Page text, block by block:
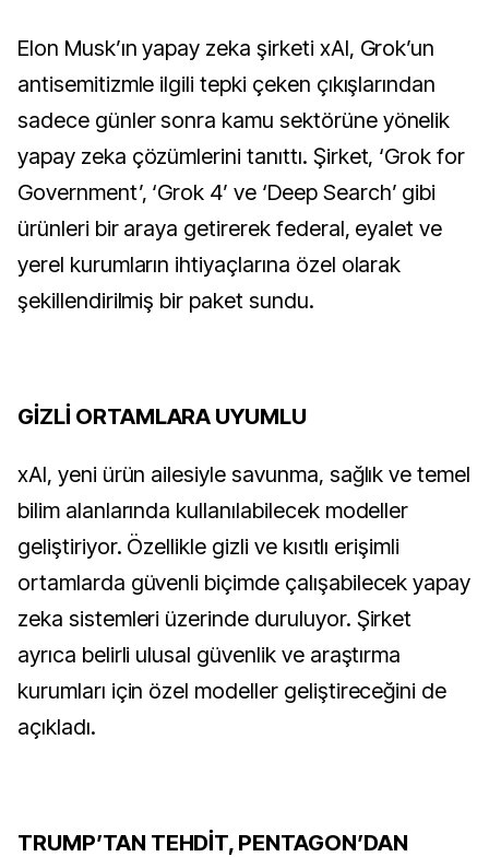
Elon Musk’ın yapay zeka şirketi xAI, Grok’un
antisemitizmle ilgili tepki çeken çıkışlarından
sadece günler sonra kamu sektörüne yönelik
yapay zeka çözümlerini tanıttı. Şirket, ‘Grok for
Government’, ‘Grok 4’ ve ‘Deep Search’ gibi
ürünleri bir araya getirerek federal, eyalet ve
yerel kurumların ihtiyaçlarına özel olarak
şekillendirilmiş bir paket sundu.
GİZLİ ORTAMLARA UYUMLU
xAI, yeni ürün ailesiyle savunma, sağlık ve temel
bilim alanlarında kullanılabilecek modeller
geliştiriyor. Özellikle gizli ve kısıtlı erişimli
ortamlarda güvenli biçimde çalışabilecek yapay
zeka sistemleri üzerinde duruluyor. Şirket
ayrıca belirli ulusal güvenlik ve araştırma
kurumları için özel modeller geliştireceğini de
açıkladı.
TRUMP’TAN TEHDİT, PENTAGON’DAN